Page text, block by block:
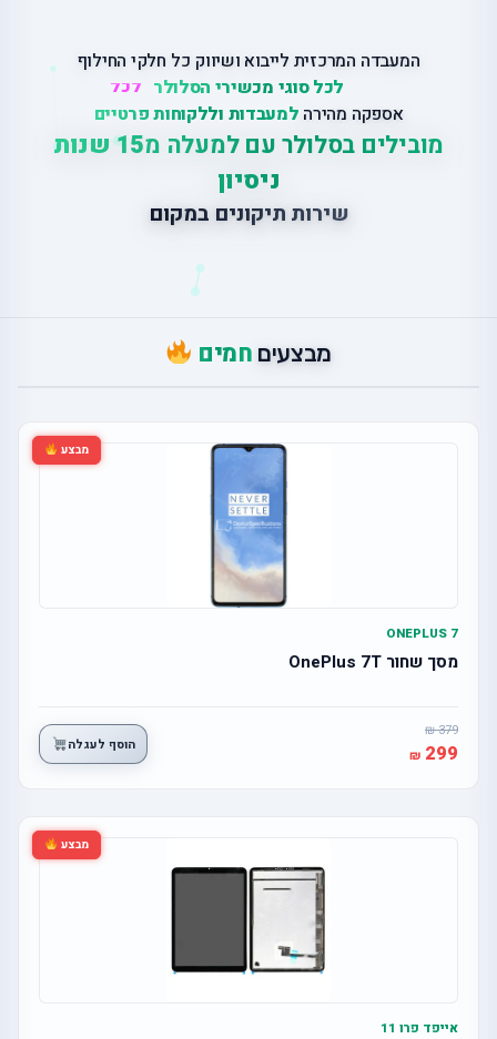
המעבדה המרכזית לייבוא ושיווק כל חלקי החילוף
לכל סוגי מכשירי הסלולר
אספקה מהירה למעבדות וללקוחות פרטיים
מובילים בסלולר עם למעלה מ
15 שנות
ניסיון
שירות תיקונים במקום
מבצעים חמים
מבצע
ONEPLUS 7
מסך שחור OnePlus 7T
379
299 הוסף לעגלה
מבצע
אייפד פרו 11